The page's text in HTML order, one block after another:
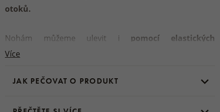
otoků.
Nohám můžeme ulevit i pomocí elastických
podkolenek
navíc nohy příjemně zahřeje. Pokud tedy hledáte
Více
JAK PEČOVAT O PRODUKT